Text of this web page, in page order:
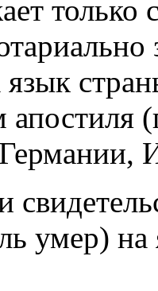
язык
умер)